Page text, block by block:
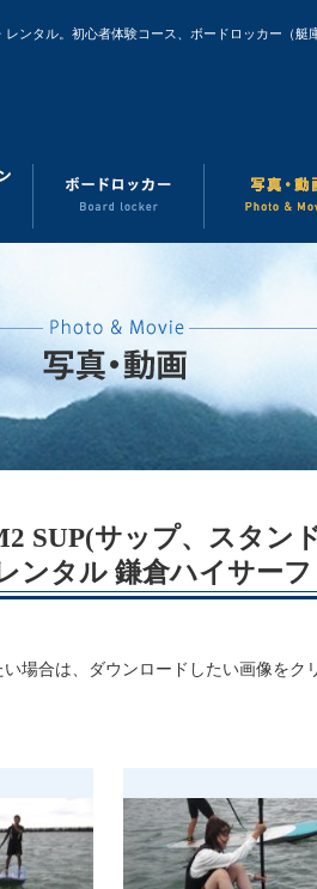
ンタル。初心者体験コース、ボードロッカー（艇
SUP(サップ、スタン
ンタル 鎌倉ハイサーフ
場合は、ダウンロードしたい画像をク